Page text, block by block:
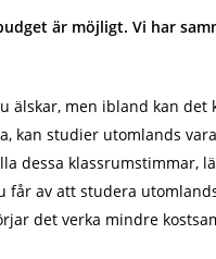
är möjligt. Vi har
men ibland kan
kan studier utomlands
dessa
av att studera
det verka mindre